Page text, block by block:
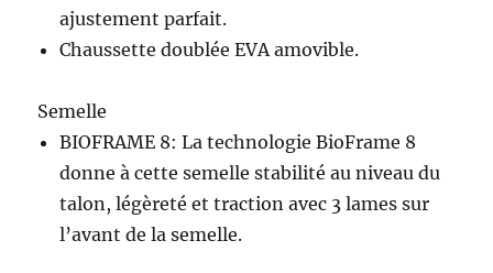
ajustement parfait.
Chaussette doublée EVA amovible.
Semelle
BIOFRAME 8: La technologie BioFrame 8
donne à cette semelle stabilité au niveau du
talon, légèreté et traction avec 3 lames sur
l’avant de la semelle.